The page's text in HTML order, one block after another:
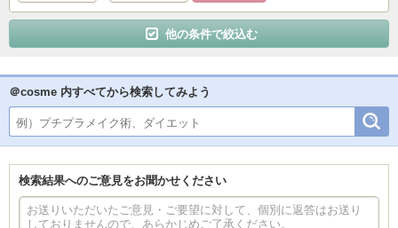
他の条件で絞込む
＠cosme 内すべてから検索してみよう
検索結果へのご意見をお聞かせください